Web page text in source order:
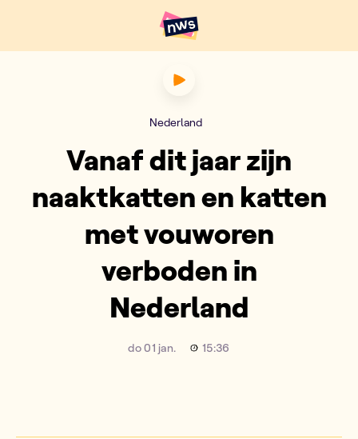
Hoofdpunten VRT NWS
Vanaf dit jaar zijn
Nederland
Vanaf dit jaar zijn
naaktkatten en katten
met vouworen
verboden in
Nederland
do 01 jan. 15:36